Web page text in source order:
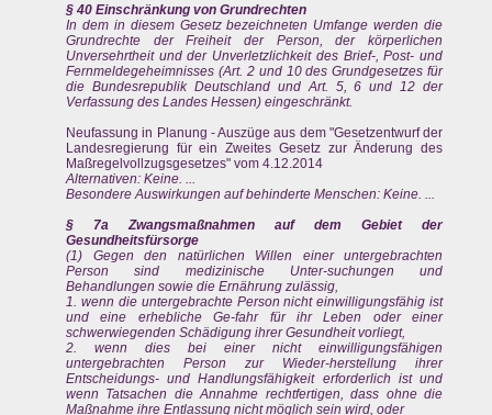
§ 40 Einschränkung von Grundrechten
In dem in diesem Gesetz bezeichneten Umfange werden die
Grundrechte der Freiheit der Person, der körperlichen
Unversehrtheit und der Unverletzlichkeit des Brief-, Post- und
Fernmeldegeheimnisses (Art. 2 und 10 des Grundgesetzes für
die Bundesrepublik Deutschland und Art. 5, 6 und 12 der
Verfassung des Landes Hessen) eingeschränkt.
Neufassung in Planung - Auszüge aus dem "Gesetzentwurf der
Landesregierung für ein Zweites Gesetz zur Änderung des
Maßregelvollzugsgesetzes" vom 4.12.2014
Alternativen: Keine. ...
Besondere Auswirkungen auf behinderte Menschen: Keine. ...
§ 7a Zwangsmaßnahmen auf dem Gebiet der
Gesundheitsfürsorge
(1) Gegen den natürlichen Willen einer untergebrachten
Person sind medizinische Unter-suchungen und
Behandlungen sowie die Ernährung zulässig,
1. wenn die untergebrachte Person nicht einwilligungsfähig ist
und eine erhebliche Ge-fahr für ihr Leben oder einer
schwerwiegenden Schädigung ihrer Gesundheit vorliegt,
2. wenn dies bei einer nicht einwilligungsfähigen
untergebrachten Person zur Wieder-herstellung ihrer
Entscheidungs- und Handlungsfähigkeit erforderlich ist und
wenn Tatsachen die Annahme rechtfertigen, dass ohne die
Maßnahme ihre Entlassung nicht möglich sein wird, oder